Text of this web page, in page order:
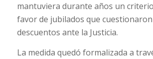
mantuviera durante años un
favor de jubilados que
descuentos ante la Justicia.
La medida quedó formalizada a